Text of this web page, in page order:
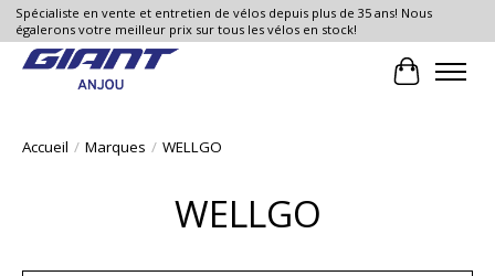
Spécialiste en vente et entretien de vélos depuis plus de 35 ans! Nous
égalerons votre meilleur prix sur tous les vélos en stock!
Panier
Accueil / Marques / WELLGO
WELLGO